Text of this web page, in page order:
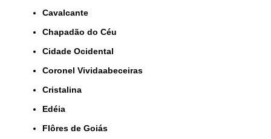
Cavalcante
Chapadão do Céu
Cidade Ocidental
Coronel Vividaabeceiras
Cristalina
Edéia
Flôres de Goiás